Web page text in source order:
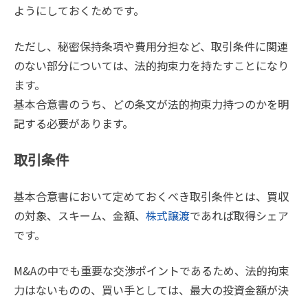
ようにしておくためです。
ただし、秘密保持条項や費用分担など、取引条件に関連
のない部分については、法的拘束力を持たすことになり
ます。
基本合意書のうち、どの条文が法的拘束力持つのかを明
記する必要があります。
取引条件
基本合意書において定めておくべき取引条件とは、買収
の対象、スキーム、金額、 株式譲渡であれば取得シェア
です。
M&Aの中でも重要な交渉ポイントであるため、法的拘束
力はないものの、買い手としては、最大の投資金額が決